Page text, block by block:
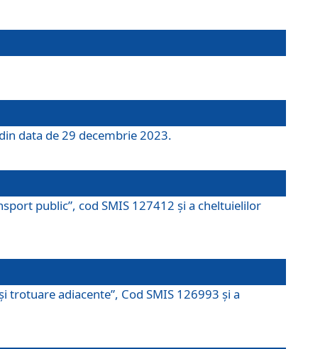
data de 29 decembrie 2023.
public”, cod SMIS 127412 și a cheltuielilor
adiacente”, Cod SMIS 126993 și a